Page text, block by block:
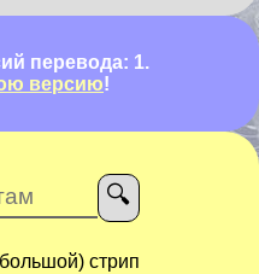
перевода: 1.
версию!
стрип